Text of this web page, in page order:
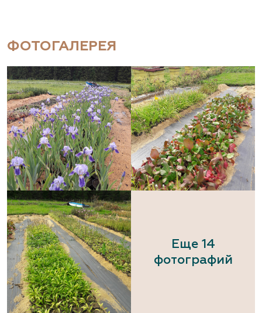
ФОТОГАЛЕРЕЯ
Еще 14
фотографий